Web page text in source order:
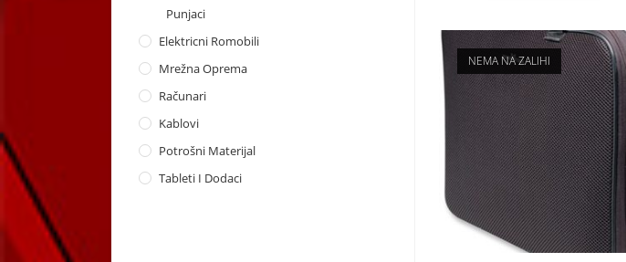
Punjaci
Elektricni Romobili
Mrežna Oprema
Računari
Kablovi
Potrošni Materijal
Tableti I Dodaci
NEMA NA ZALIHI